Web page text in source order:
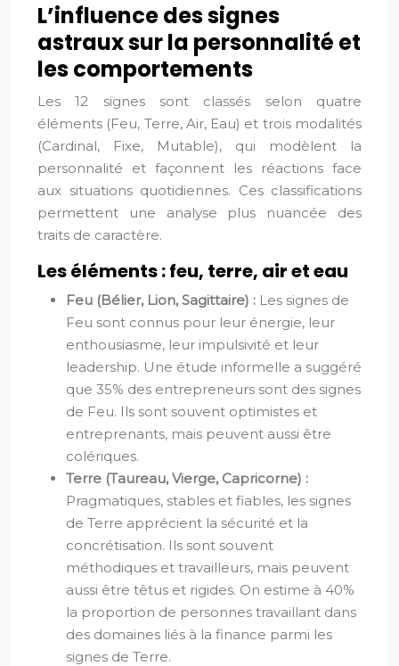
L’influence des signes
astraux sur la personnalité et
les comportements
Les 12 signes sont classés selon quatre
éléments (Feu, Terre, Air, Eau) et trois modalités
(Cardinal, Fixe, Mutable), qui modèlent la
personnalité et façonnent les réactions face
aux situations quotidiennes. Ces classifications
permettent une analyse plus nuancée des
traits de caractère.
Les éléments : feu, terre, air et eau
Feu (Bélier, Lion, Sagittaire) : Les signes de
Feu sont connus pour leur énergie, leur
enthousiasme, leur impulsivité et leur
leadership. Une étude informelle a suggéré
que 35% des entrepreneurs sont des signes
de Feu. Ils sont souvent optimistes et
entreprenants, mais peuvent aussi être
colériques.
Terre (Taureau, Vierge, Capricorne) :
Pragmatiques, stables et fiables, les signes
de Terre apprécient la sécurité et la
concrétisation. Ils sont souvent
méthodiques et travailleurs, mais peuvent
aussi être têtus et rigides. On estime à 40%
la proportion de personnes travaillant dans
des domaines liés à la finance parmi les
signes de Terre.